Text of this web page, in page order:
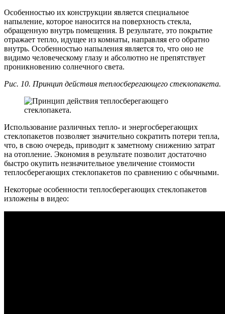
Особенностью их конструкции является специальное
напыление, которое наносится на поверхность стекла,
обращенную внутрь помещения. В результате, это покрытие
отражает тепло, идущее из комнаты, направляя его обратно
внутрь. Особенностью напыления является то, что оно не
видимо человеческому глазу и абсолютно не препятствует
проникновению солнечного света.
Рис. 10. Принцип действия теплосберегающего стеклопакета.
Использование различных тепло- и энергосберегающих
стеклопакетов позволяет значительно сократить потери тепла,
что, в свою очередь, приводит к заметному снижению затрат
на отопление. Экономия в результате позволит достаточно
быстро окупить незначительное увеличение стоимости
теплосберегающих стеклопакетов по сравнению с обычными.
Некоторые особенности теплосберегающих стеклопакетов
изложены в видео: